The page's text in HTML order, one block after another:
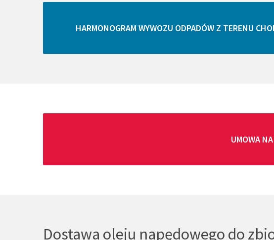
HARMONOGRAM WYWOZU ODPADÓW Z TERENU
UMOWA
Dostawa oleju napędowego do